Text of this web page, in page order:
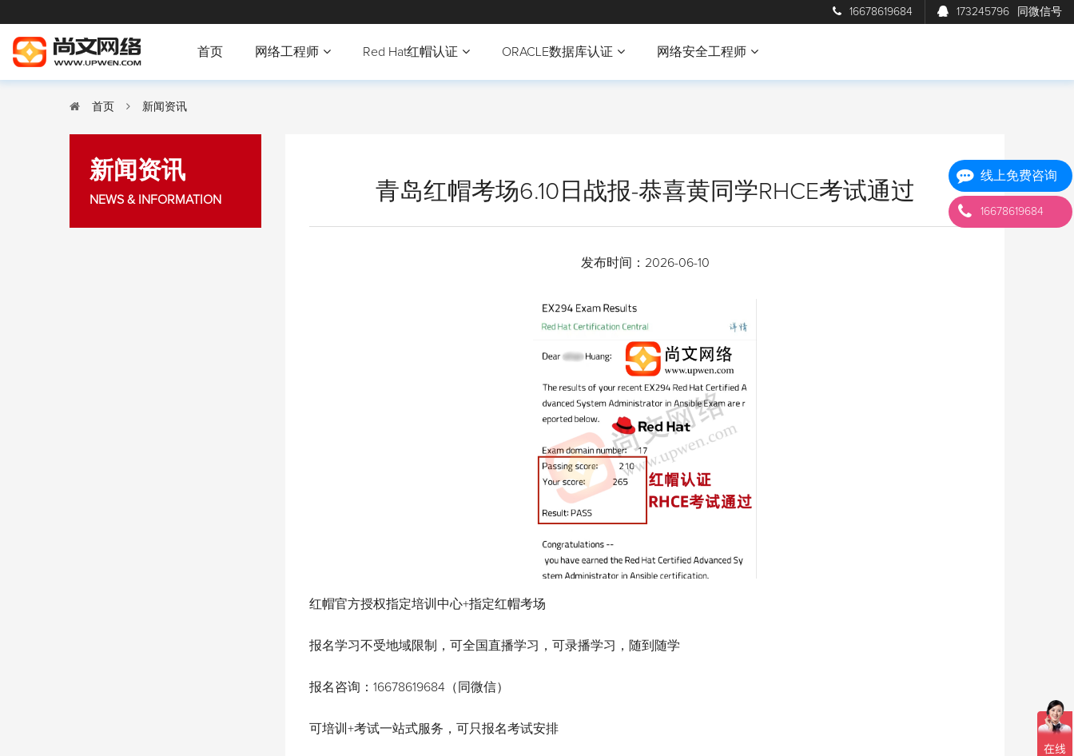
16678619684 173245796 同微信号
首页 网络工程师 Red Hat红帽认证 ORACLE数据库认证 网络安全工程师
首页 新闻资讯
新闻资讯
NEWS & INFORMATION 青岛红帽考场6.10日战报-恭喜黄同学RHCE考试通过
发布时间： 2026-06-10
红帽官方授权指定培训中心+指定红帽考场
报名学习不受地域限制，可全国直播学习，可录播学习，随到随学
报名咨询：16678619684（同微信）
可培训+考试一站式服务，可只报名考试安排
线上免费咨询
16678619684